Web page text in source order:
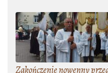
Zakończenie nowenny